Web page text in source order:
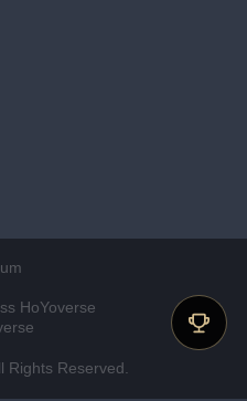
HoYoverse
Rights Reserved.